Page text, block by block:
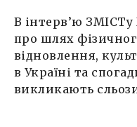
В інтерв’ю ЗМІСТу
про шлях
відновлення,
в Україні та
викликають